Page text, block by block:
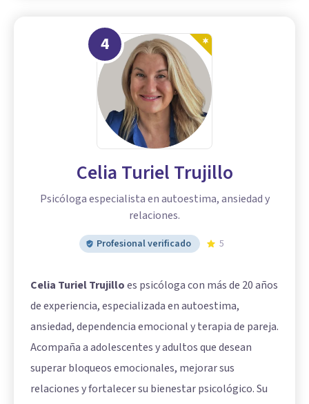
4
Celia Turiel Trujillo
Psicóloga especialista en autoestima, ansiedad y
relaciones.
Profesional verificado 5
Celia Turiel Trujilloes psicóloga con más de 20 años
de experiencia, especializada en autoestima,
ansiedad, dependencia emocional y terapia de pareja.
Acompaña a adolescentes y adultos que desean
superar bloqueos emocionales, mejorar sus
relaciones y fortalecer su bienestar psicológico. Su